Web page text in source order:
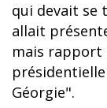
qui devait se
allait
mais
Géorgie".